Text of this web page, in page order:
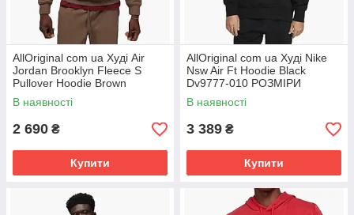
AllOriginal com ua Худі Air
Jordan Brooklyn Fleece S
Pullover Hoodie Brown
Dq7466-274 РОЗМІРИ
ЗАПИТУЙТЕ
В наявності
2 690 ₴
Купити
AllOriginal com ua Худі Nike
Nsw Air Ft Hoodie Black
Dv9777-010 РОЗМІРИ
ЗАПИТУЙТЕ
В наявності
3 389 ₴
Купити